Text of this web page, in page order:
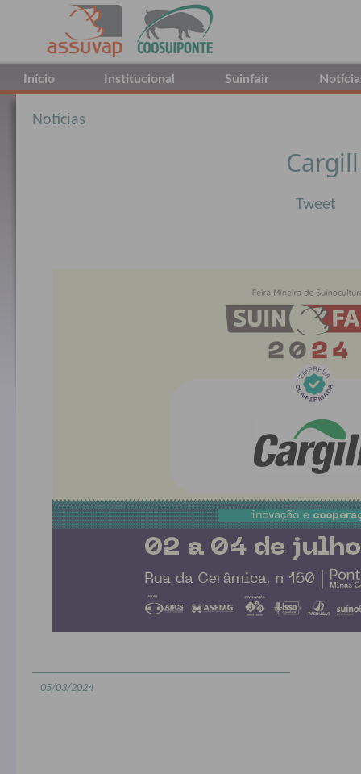
Início Institucional Suinfair
Notícias
Cargill
Tweet
05/03/2024